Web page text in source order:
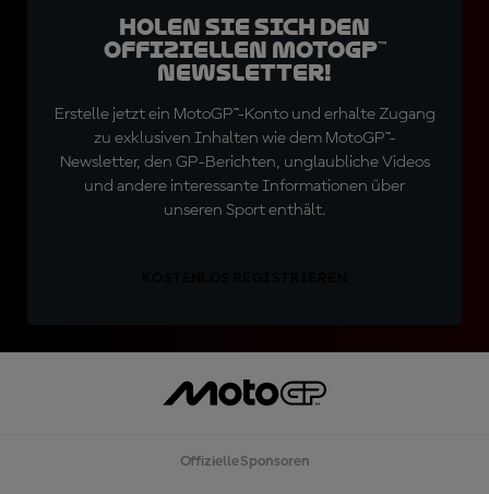
Holen Sie sich den
offiziellen MotoGP™
Newsletter!
Erstelle jetzt ein MotoGP™-Konto und erhalte Zugang
zu exklusiven Inhalten wie dem MotoGP™-
Newsletter, den GP-Berichten, unglaubliche Videos
und andere interessante Informationen über
unseren Sport enthält.
Offizielle Sponsoren